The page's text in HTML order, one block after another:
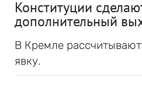
Конституции
дополнительный
В Кремле
явку.